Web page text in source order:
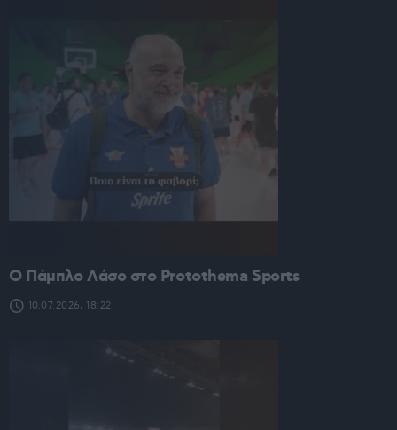
O Πάμπλο Λάσο στο Protothema Sports
10.07.2026, 18:22